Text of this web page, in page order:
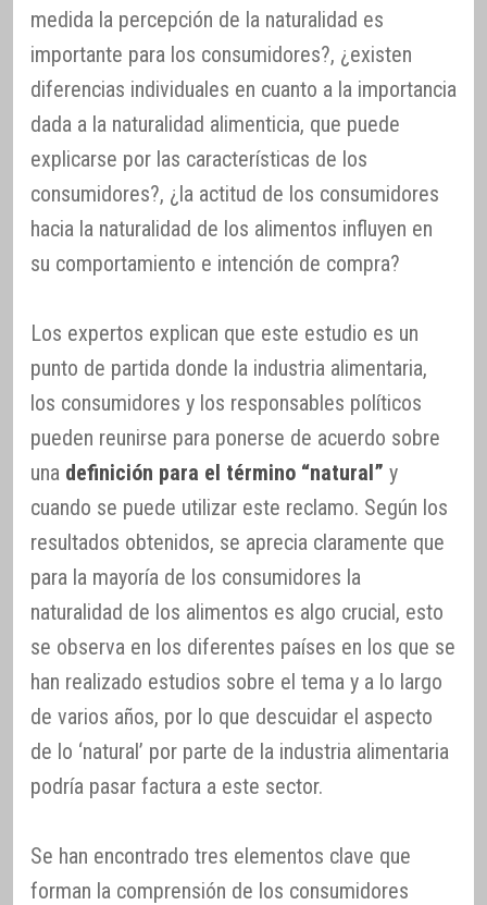
medida la percepción de la naturalidad es
importante para los consumidores?, ¿existen
diferencias individuales en cuanto a la importancia
dada a la naturalidad alimenticia, que puede
explicarse por las características de los
consumidores?, ¿la actitud de los consumidores
hacia la naturalidad de los alimentos influyen en
su comportamiento e intención de compra?
Los expertos explican que este estudio es un
punto de partida donde la industria alimentaria,
los consumidores y los responsables políticos
pueden reunirse para ponerse de acuerdo sobre
una definición para el término “natural” y
cuando se puede utilizar este reclamo. Según los
resultados obtenidos, se aprecia claramente que
para la mayoría de los consumidores la
naturalidad de los alimentos es algo crucial, esto
se observa en los diferentes países en los que se
han realizado estudios sobre el tema y a lo largo
de varios años, por lo que descuidar el aspecto
de lo ‘natural’ por parte de la industria alimentaria
podría pasar factura a este sector.
Se han encontrado tres elementos clave que
forman la comprensión de los consumidores